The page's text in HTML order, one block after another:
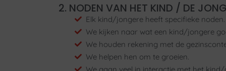
2. NODEN VAN HET KIND / DE
Elk kind/jongere heeft specifieke noden.
We kijken naar wat een kind/jongere
We houden rekening met de
We helpen hen om te groeien.